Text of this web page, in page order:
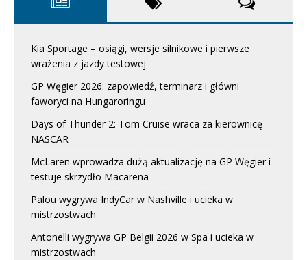
Kia Sportage – osiągi, wersje silnikowe i pierwsze
wrażenia z jazdy testowej
GP Węgier 2026: zapowiedź, terminarz i główni
faworyci na Hungaroringu
Days of Thunder 2: Tom Cruise wraca za kierownicę
NASCAR
McLaren wprowadza dużą aktualizację na GP Węgier i
testuje skrzydło Macarena
Palou wygrywa IndyCar w Nashville i ucieka w
mistrzostwach
Antonelli wygrywa GP Belgii 2026 w Spa i ucieka w
mistrzostwach